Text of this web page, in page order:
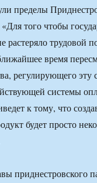
пределы
того чтобы
растеряло трудовой
время
регулирующего эту
системы
к тому, что
будет просто
приднестровского